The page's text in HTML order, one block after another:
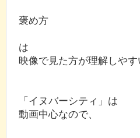
褒め方
は
映像で見た方が理解しやす
「イヌバーシティ」は
動画中心なので、